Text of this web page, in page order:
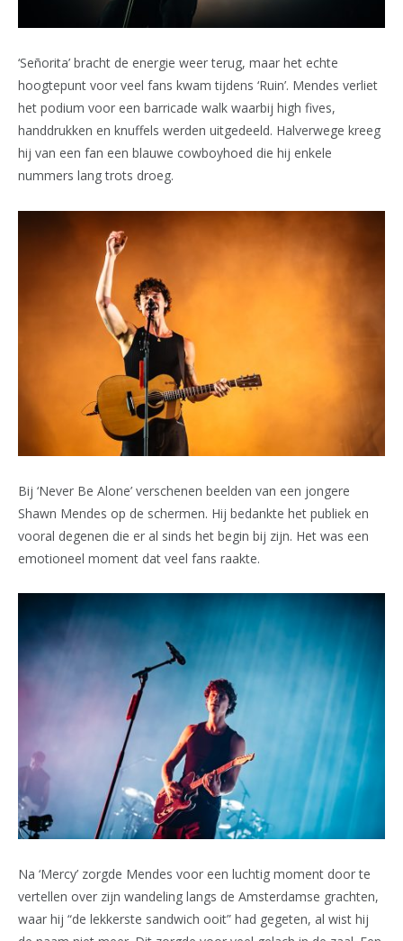
‘Señorita’ bracht de energie weer terug, maar het echte
hoogtepunt voor veel fans kwam tijdens ‘Ruin’. Mendes verliet
het podium voor een barricade walk waarbij high fives,
handdrukken en knuffels werden uitgedeeld. Halverwege kreeg
hij van een fan een blauwe cowboyhoed die hij enkele
nummers lang trots droeg.
Bij ‘Never Be Alone’ verschenen beelden van een jongere
Shawn Mendes op de schermen. Hij bedankte het publiek en
vooral degenen die er al sinds het begin bij zijn. Het was een
emotioneel moment dat veel fans raakte.
Na ‘Mercy’ zorgde Mendes voor een luchtig moment door te
vertellen over zijn wandeling langs de Amsterdamse grachten,
waar hij “de lekkerste sandwich ooit” had gegeten, al wist hij